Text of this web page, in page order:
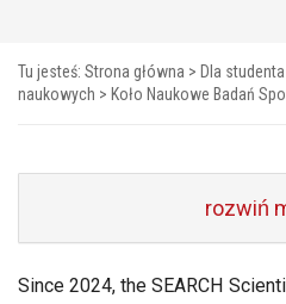
Tu jesteś: Strona główna > Dla studenta
naukowych > Koło Naukowe Badań
rozwiń
Since 2024, the SEARCH